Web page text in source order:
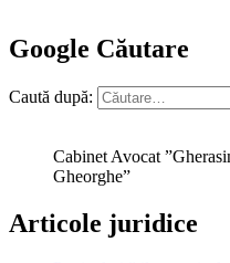
Google Căutare
Caută după:
Cabinet Avocat
Gheorghe”
Articole juridice